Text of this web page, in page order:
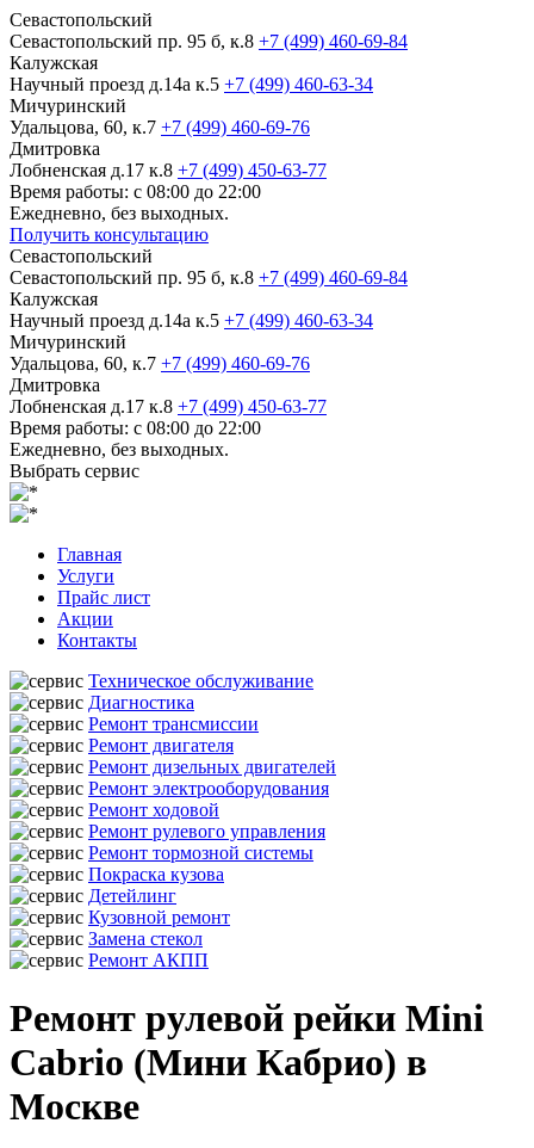
Севастопольский
Севастопольский пр. 95 б, к.8 +7 (499) 460-69-84
Калужская
Научный проезд д.14а к.5 +7 (499) 460-63-34
Мичуринский
Удальцова, 60, к.7 +7 (499) 460-69-76
Дмитровка
Лобненская д.17 к.8 +7 (499) 450-63-77
Время работы: с 08:00 до 22:00
Ежедневно, без выходных.
Получить консультацию
Севастопольский
Севастопольский пр. 95 б, к.8 +7 (499) 460-69-84
Калужская
Научный проезд д.14а к.5 +7 (499) 460-63-34
Мичуринский
Удальцова, 60, к.7 +7 (499) 460-69-76
Дмитровка
Лобненская д.17 к.8 +7 (499) 450-63-77
Время работы: с 08:00 до 22:00
Ежедневно, без выходных.
Выбрать сервис
Главная
Услуги
Прайс лист
Акции
Контакты
Техническое обслуживание
Диагностика
Ремонт трансмиссии
Ремонт двигателя
Ремонт дизельных двигателей
Ремонт электрооборудования
Ремонт ходовой
Ремонт рулевого управления
Ремонт тормозной системы
Покраска кузова
Детейлинг
Кузовной ремонт
Замена стекол
Ремонт АКПП
Ремонт рулевой рейки Mini
Cabrio (Мини Кабрио) в
Москве